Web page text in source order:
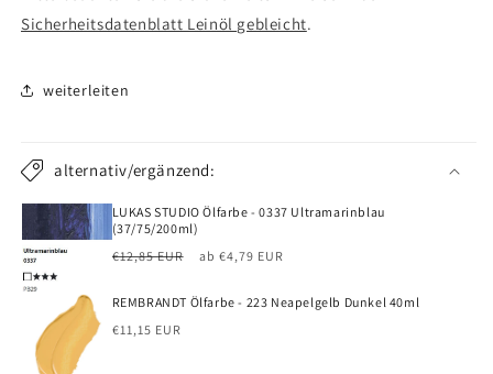
Sicherheitsdatenblatt Leinöl gebleicht.
weiterleiten
alternativ/ergänzend:
LUKAS STUDIO Ölfarbe - 0337 Ultramarinblau
(37/75/200ml)
Normaler
€12,85 EUR Verkaufspreis
ab €4,79 EUR
REMBRANDT Ölfarbe - 223 Neapelgelb Dunkel 40ml
Normaler
€11,15 EUR